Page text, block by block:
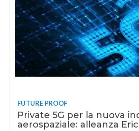
FUTURE PROOF
Private 5G per la nuova
aerospaziale: alleanza